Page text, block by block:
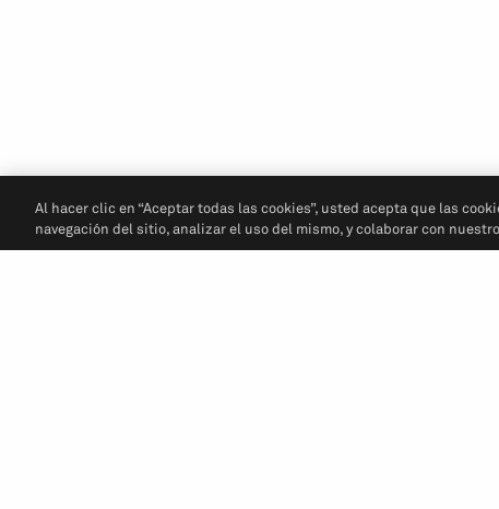
Al hacer clic en “Aceptar todas las cookies”, usted acepta que las
navegación del sitio, analizar el uso del mismo, y colaborar con